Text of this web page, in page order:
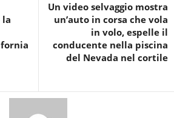
la
Un video selvaggio mostra
un’auto in corsa che vola
in volo, espelle il
conducente nella piscina
del Nevada nel cortile